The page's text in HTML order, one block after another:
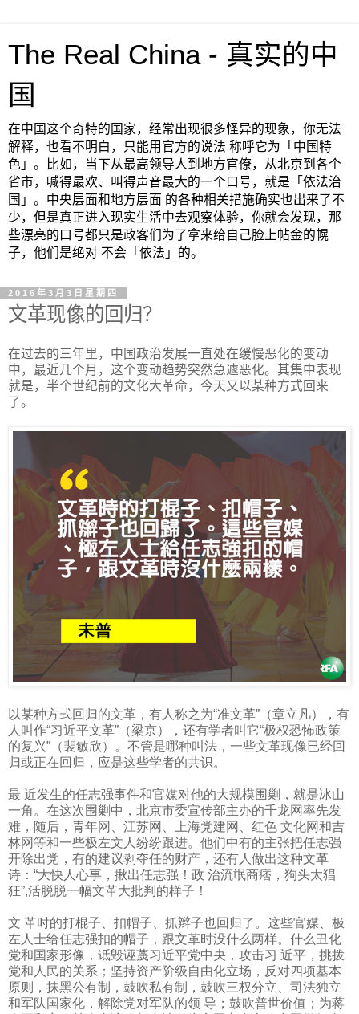
The Real China - 真实的中
国
在中国这个奇特的国家，经常出现很多怪异的现象，你无法
解释，也看不明白，只能用官方的说法 称呼它为「中国特
色」。比如，当下从最高领导人到地方官僚，从北京到各个
省市，喊得最欢、叫得声音最大的一个口号，就是「依法治
国」。中央层面和地方层面 的各种相关措施确实也出来了不
少，但是真正进入现实生活中去观察体验，你就会发现，那
些漂亮的口号都只是政客们为了拿来给自己脸上帖金的幌
子，他们是绝对 不会「依法」的。
2016年3月3日星期四
文革现像的回归？
在过去的三年里，中国政治发展一直处在缓慢恶化的变动
中，最近几个月，这个变动趋势突然急遽恶化。其集中表现
就是，半个世纪前的文化大革命，今天又以某种方式回来
了。
以某种方式回归的文革，有人称之为“准文革”（章立凡），有
人叫作“习近平文革”（梁京），还有学者叫它“极权恐怖政策
的复兴”（裴敏欣）。不管是哪种叫法，一些文革现像已经回
归或正在回归，应是这些学者的共识。
最 近发生的任志强事件和官媒对他的大规模围剿，就是冰山
一角。在这次围剿中，北京市委宣传部主办的千龙网率先发
难，随后，青年网、江苏网、上海党建网、红色 文化网和吉
林网等和一些极左文人纷纷跟进。他们中有的主张把任志强
开除出党，有的建议剥夺任的财产，还有人做出这种文革
诗：“大快人心事，揪出任志强！政 治流氓商痞，狗头太猖
狂”,活脱脱一幅文革大批判的样子！
文 革时的打棍子、扣帽子、抓辫子也回归了。这些官媒、极
左人士给任志强扣的帽子，跟文革时没什么两样。什么丑化
党和国家形像，诋毁诬蔑习近平党中央，攻击习 近平，挑拨
党和人民的关系；坚持资产阶级自由化立场，反对四项基本
原则，抹黑公有制，鼓吹私有制，鼓吹三权分立、司法独立
和军队国家化，解除党对军队的领 导；鼓吹普世价值；为蒋